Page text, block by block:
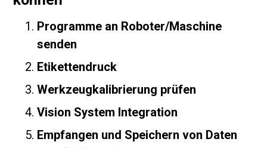
Programme an Roboter/Maschine
senden
Etikettendruck
Werkzeugkalibrierung prüfen
Vision System Integration
Empfangen und Speichern von Daten